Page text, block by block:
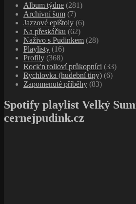
Album týdne (281)
Archivní šum (7)
Jazzové epištoly (6)
Na přeskáčku (62)
Naživo s Pudinkem (28)
Playlisty (16)
Profily (368)
Rock'n'rolloví průkopníci (33)
Rychlovka (hudební tipy) (6)
Zapomenuté příběhy (83)
Spotify playlist Velký
cernejpudink.cz